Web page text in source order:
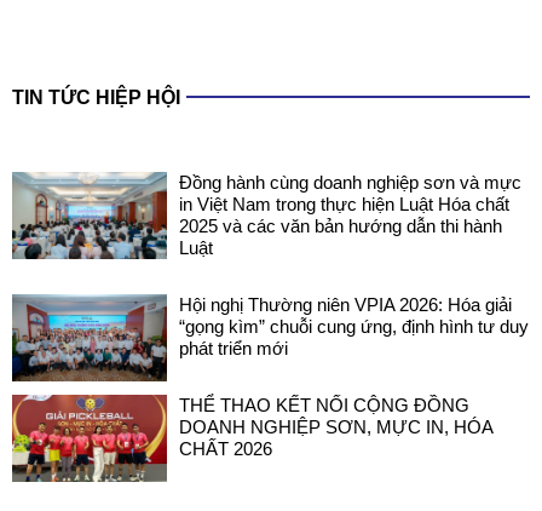
TIN TỨC HIỆP HỘI
Đồng hành cùng doanh nghiệp sơn và mực
in Việt Nam trong thực hiện Luật Hóa chất
2025 và các văn bản hướng dẫn thi hành
Luật
Hội nghị Thường niên VPIA 2026: Hóa giải
“gọng kìm” chuỗi cung ứng, định hình tư duy
phát triển mới
THỂ THAO KẾT NỐI CỘNG ĐỒNG
DOANH NGHIỆP SƠN, MỰC IN, HÓA
CHẤT 2026